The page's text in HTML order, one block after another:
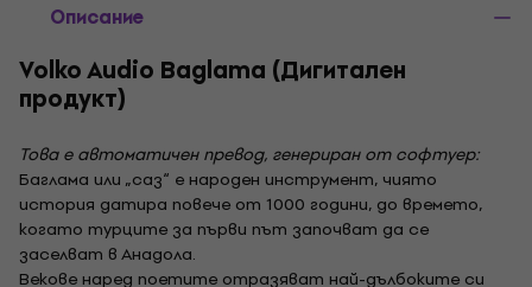
Описание
Volko Audio Baglama (Дигитален
продукт)
Това е автоматичен превод, генериран от софтуер:
Баглама или „саз“ е народен инструмент, чиято
история датира повече от 1000 години, до времето,
когато турците за първи път започват да се
заселват в Анадола.
Векове наред поетите отразяват най-дълбоките си